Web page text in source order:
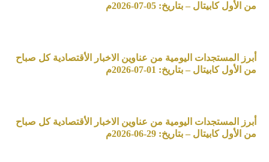
من الأول كابيتال – بتاريخ: 05-07-2026م
أبرز المستجدات اليومية من عناوين الاخبار الأقتصادية كل صباح
من الأول كابيتال – بتاريخ: 01-07-2026م
أبرز المستجدات اليومية من عناوين الاخبار الأقتصادية كل صباح
من الأول كابيتال – بتاريخ: 29-06-2026م